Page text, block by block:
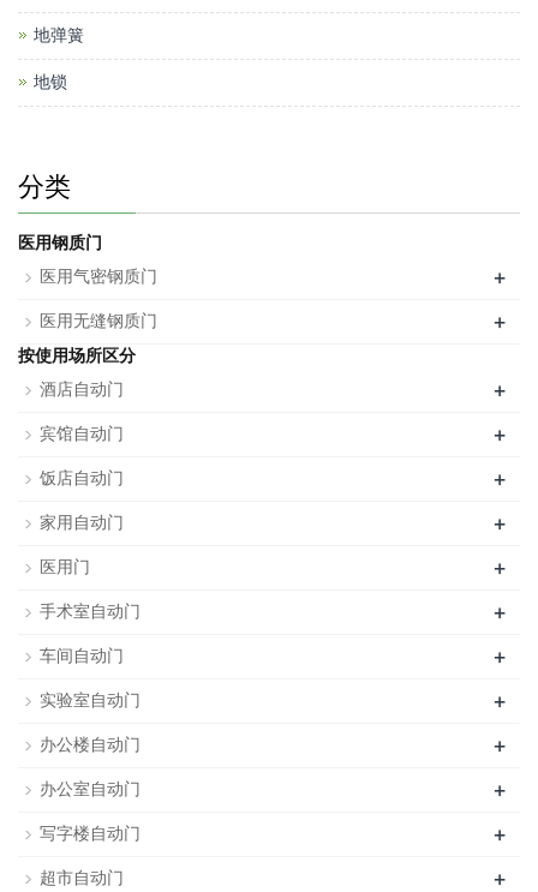
地弹簧
地锁
分类
医用钢质门
医用气密钢质门
+
医用无缝钢质门 +
按使用场所区分
酒店自动门
+
宾馆自动门 +
饭店自动门 +
家用自动门 +
医用门 +
手术室自动门 +
车间自动门 +
实验室自动门 +
办公楼自动门 +
办公室自动门 +
写字楼自动门 +
超市自动门 +